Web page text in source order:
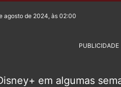
agosto de 2024, às 02:00
PUBLICIDADE
em algumas